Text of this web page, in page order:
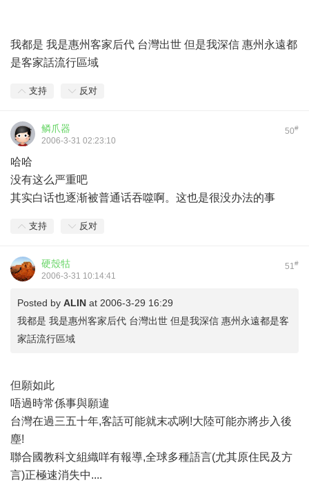
我都是 我是惠州客家后代 台灣出世 但是我深信 惠州永遠都
是客家話流行區域
支持 反对
50#
鳞爪器
2006-3-31 02:23:10
哈哈
没有这么严重吧
其实白话也逐渐被普通话吞噬啊。这也是很没办法的事
支持 反对
51#
硬殼牯
2006-3-31 10:14:41
Posted by ALIN at 2006-3-29 16:29
我都是 我是惠州客家后代 台灣出世 但是我深信 惠州永遠都是客
家話流行區域
但願如此
唔過時常係事與願違
台灣在過三五十年,客話可能就末忒咧!大陸可能亦將步入後
塵!
聯合國教科文組織咩有報導,全球多種語言(尤其原住民及方
言)正極速消失中....